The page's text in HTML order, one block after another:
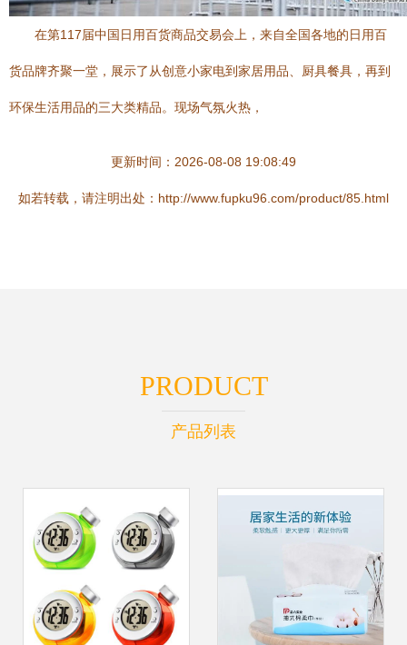
在第117届中国日用百货商品交易会上，来自全国各地的日用百
货品牌齐聚一堂，展示了从创意小家电到家居用品、厨具餐具，再到
环保生活用品的三大类精品。现场气氛火热，
更新时间：2026-08-08 19:08:49
如若转载，请注明出处：http://www.fupku96.com/product/85.html
PRODUCT
产品列表